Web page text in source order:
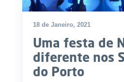
18 de Janeiro, 2021
Uma festa de
diferente nos
do Porto
P
O
R